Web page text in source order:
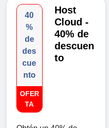
40
%
de
des
cue
nto
OFER
TA
Host
Cloud -
40% de
descuen
to